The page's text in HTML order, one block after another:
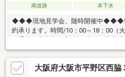
南道路 本下水
◆◆◆現地見学会、随時開催中
約承ります。時間/10：00～18：00（
分と近く子育て世帯にうれしい住環境
ッグストアすぐそば！！毎日の生活に
沿線使用可能でそれぞれ徒歩10分以内
大阪府大阪市平野区西脇